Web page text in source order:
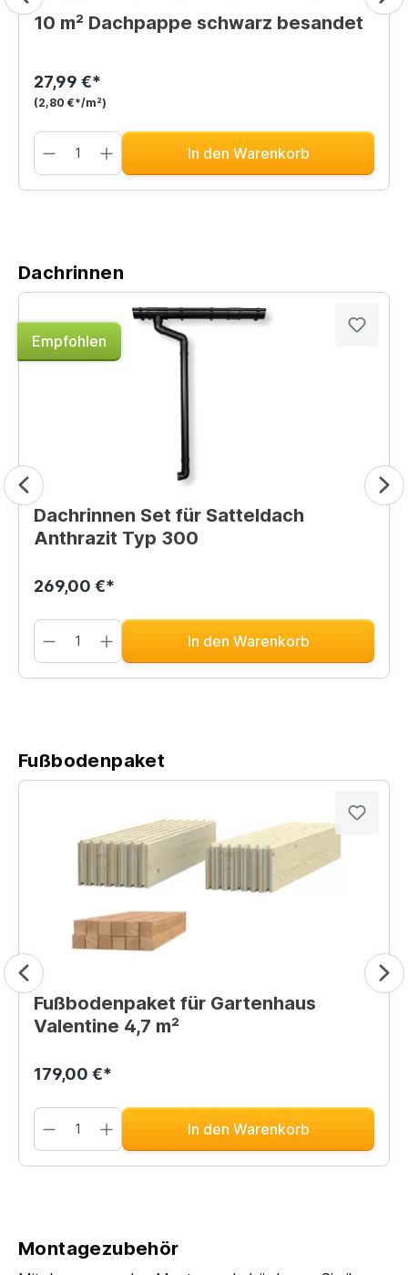
10 m² Dachpappe schwarz besandet
27,99 €*
(2,80 €*/m²)
In den Warenkorb
Dachrinnen
Empfohlen
Dachrinnen Set für Satteldach
Anthrazit Typ 300
269,00 €*
In den Warenkorb
Fußbodenpaket
Fußbodenpaket für Gartenhaus
Valentine 4,7 m²
179,00 €*
In den Warenkorb
Montagezubehör